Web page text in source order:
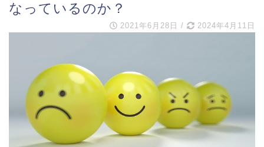
なっているのか？
2021年6月28日 / 2024年4月11日